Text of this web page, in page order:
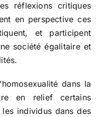
réflexions critiques
en perspective ces
et participent
société égalitaire et
dans la
en relief certains
individus dans des